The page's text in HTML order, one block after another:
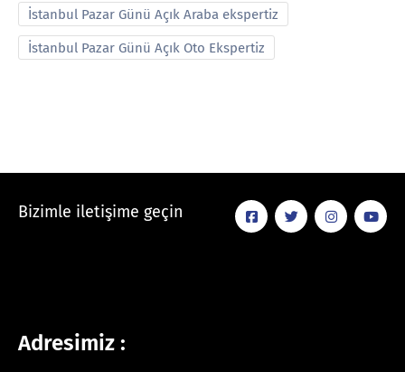
İstanbul Pazar Günü Açık Araba ekspertiz
İstanbul Pazar Günü Açık Oto Ekspertiz
Bizimle iletişime geçin
Adresimiz :